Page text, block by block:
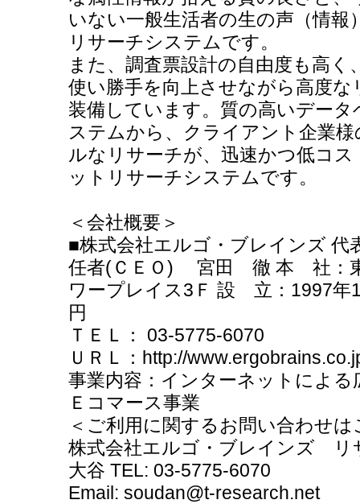
いない一般生活者の生の声（情
リサーチシステムです。
また、調査票設計の自由度も高
使い勝手を向上させながら高度
装備しています。質の高いデー
ステムから、クライアント企業
ルなリサーチが、迅速かつ低コ
ットリサーチシステムです。
＜会社概要＞
■株式会社エルゴ・ブレインズ 代
任者(ＣＥＯ) 宮田 徹 本 社：東
ワープレイス3Ｆ 設 立：1997年
円
ＴＥＬ： 03-5775-6070
ＵＲＬ：http://
事業内容：インターネットによる
Ｅコマース事業
＜ご利用に関するお問い合わせ
株式会社エルゴ・ブレインズ
大谷 TEL: 03-5775-6070
Email: soudan@t-research.net